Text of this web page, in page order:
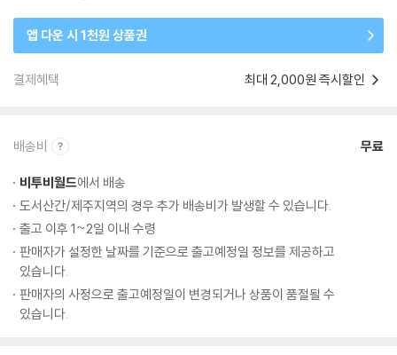
앱 다운 시 1천원 상품권
결제혜택 최대 2,000원 즉시할인
배송비 무료
비투비월드에서 배송
도서산간/제주지역의 경우 추가 배송비가 발생할 수 있습니다.
출고 이후 1~2일 이내 수령
판매자가 설정한 날짜를 기준으로 출고예정일 정보를 제공하고
있습니다.
판매자의 사정으로 출고예정일이 변경되거나 상품이 품절될 수
있습니다.